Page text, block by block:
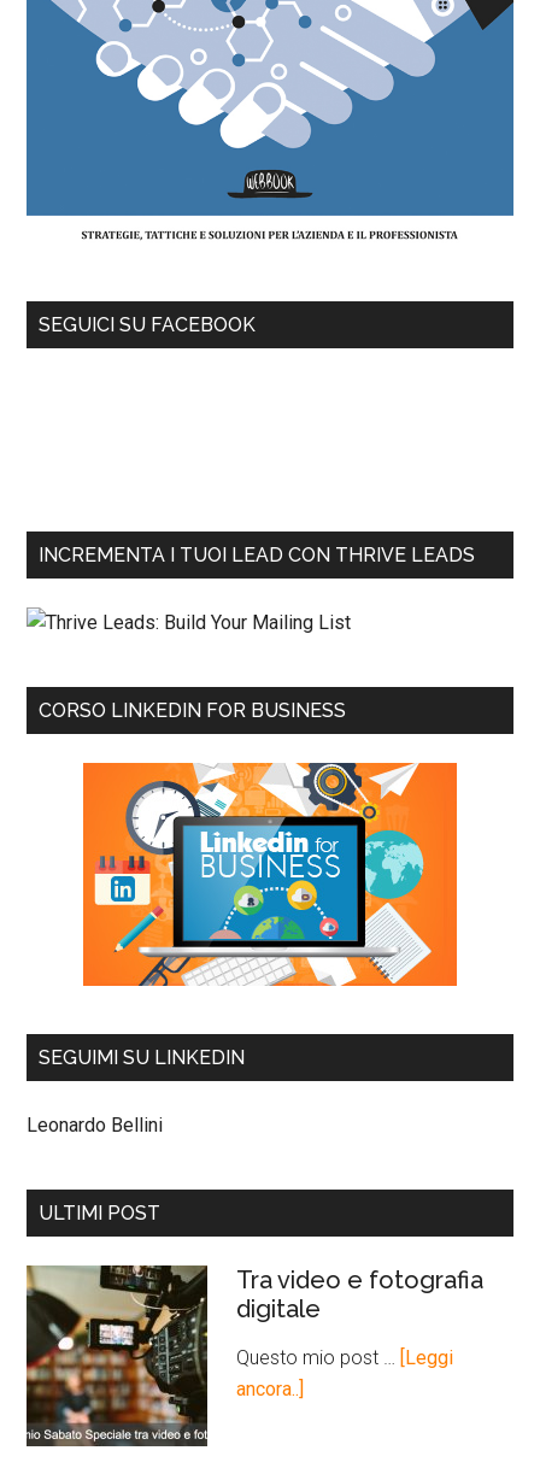
SEGUICI SU FACEBOOK
INCREMENTA I TUOI LEAD CON THRIVE LEADS
CORSO LINKEDIN FOR BUSINESS
SEGUIMI SU LINKEDIN
Leonardo Bellini
ULTIMI POST
Tra video e fotografia
digitale
Questo mio post …
[Leggi
ancora..]